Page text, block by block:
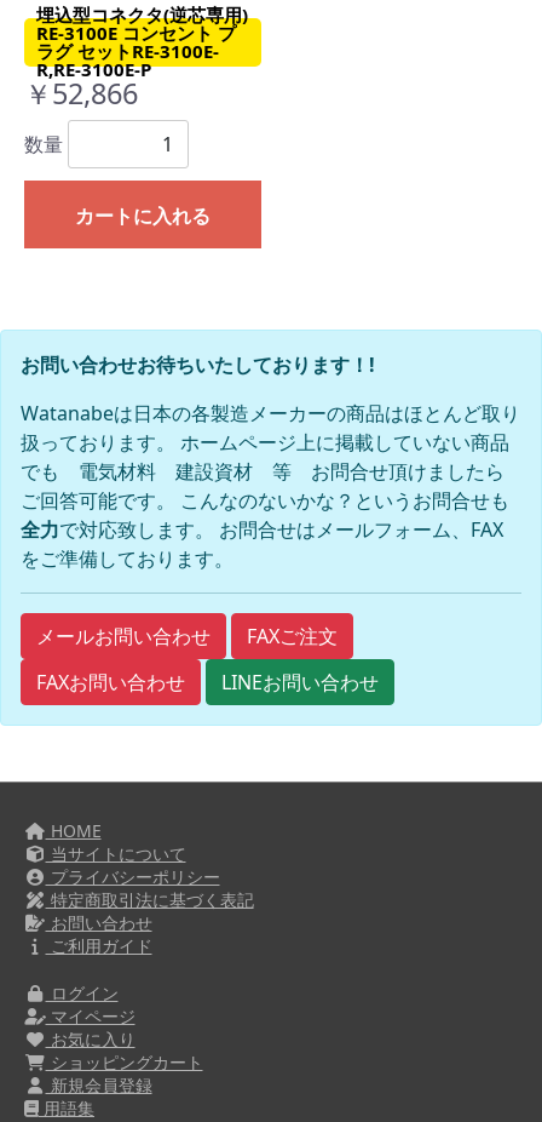
埋込型コネクタ(逆芯専用)
RE-3100E コンセント プ
ラグ セットRE-3100E-
R,RE-3100E-P
￥52,866
数量
カートに入れる
お問い合わせお待ちいたしております！!
Watanabeは日本の各製造メーカーの商品はほとんど取り
扱っております。 ホームページ上に掲載していない商品
でも 電気材料 建設資材 等 お問合せ頂けましたら
ご回答可能です。 こんなのないかな？というお問合せも
全力で対応致します。 お問合せはメールフォーム、FAX
をご準備しております。
メールお問い合わせ
FAXご注文
FAXお問い合わせ
LINEお問い合わせ
HOME
当サイトについて
プライバシーポリシー
特定商取引法に基づく表記
お問い合わせ
ご利用ガイド
ログイン
マイページ
お気に入り
ショッピングカート
新規会員登録
用語集